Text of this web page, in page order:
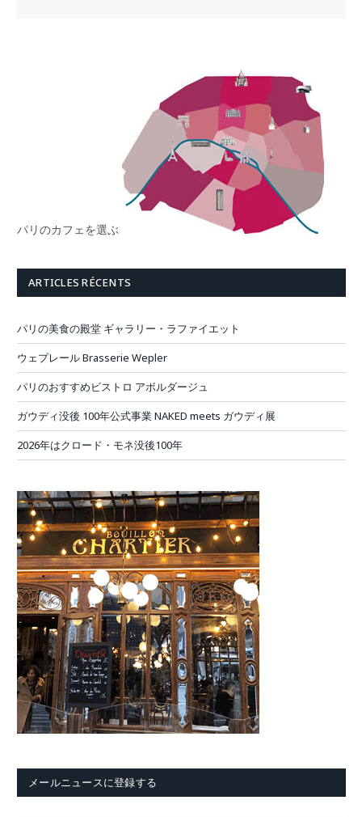
パリのカフェを選ぶ
ARTICLES RÉCENTS
パリの美食の殿堂 ギャラリー・ラファイエット
ウェプレール Brasserie Wepler
パリのおすすめビストロ アボルダージュ
ガウディ没後 100年公式事業 NAKED meets ガウディ展
2026年はクロード・モネ没後100年
メールニュースに登録する